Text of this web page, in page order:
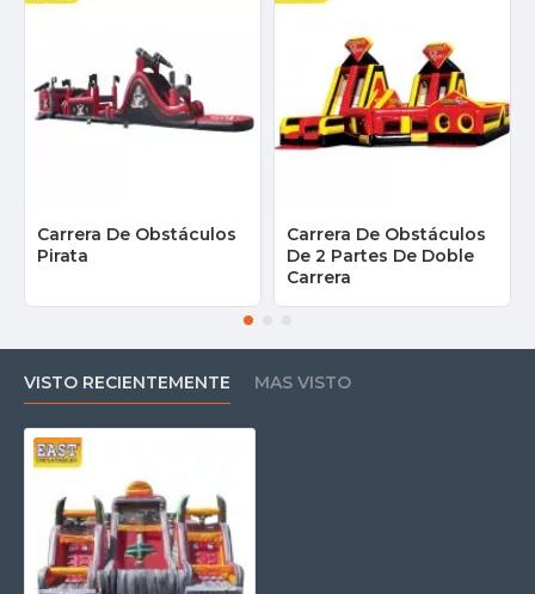
Carrera De Obstáculos
Pirata
Carrera De Obstáculos
De 2 Partes De Doble
Carrera
VISTO RECIENTEMENTE MAS VISTO